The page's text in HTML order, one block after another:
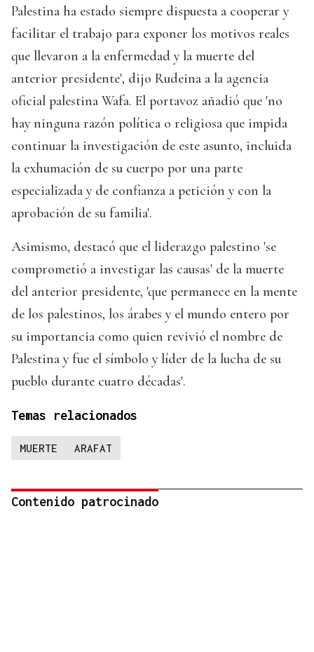
Palestina ha estado siempre dispuesta a cooperar y
facilitar el trabajo para exponer los motivos reales
que llevaron a la enfermedad y la muerte del
anterior presidente', dijo Rudeina a la agencia
oficial palestina Wafa. El portavoz añadió que 'no
hay ninguna razón política o religiosa que impida
continuar la investigación de este asunto, incluida
la exhumación de su cuerpo por una parte
especializada y de confianza a petición y con la
aprobación de su familia'.
Asimismo, destacó que el liderazgo palestino 'se
comprometió a investigar las causas' de la muerte
del anterior presidente, 'que permanece en la mente
de los palestinos, los árabes y el mundo entero por
su importancia como quien revivió el nombre de
Palestina y fue el símbolo y líder de la lucha de su
pueblo durante cuatro décadas'.
Temas relacionados
MUERTE ARAFAT
Contenido patrocinado